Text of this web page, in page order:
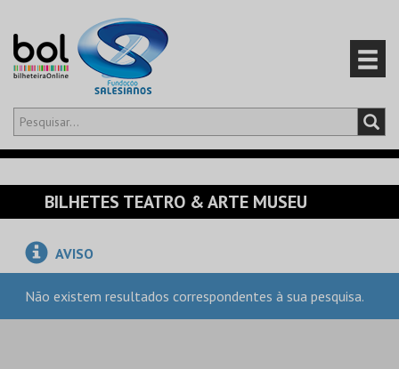
Olá,iniciar sessão
CARRINHO 0
EVENTOS
CARTÕES
BILHETES TEATRO & ARTE MUSEU
AVISO
Não existem resultados correspondentes à sua pesquisa.